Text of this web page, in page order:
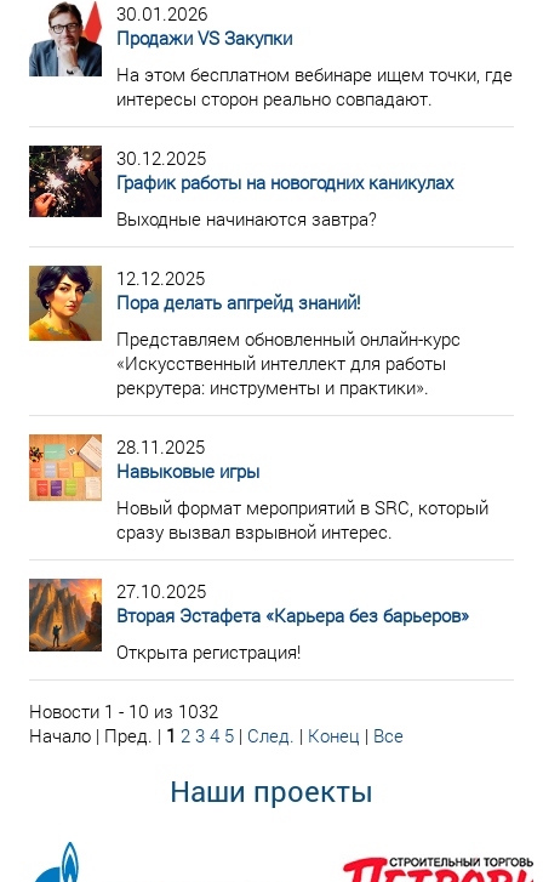
30.01.2026
Продажи VS Закупки
На этом бесплатном вебинаре ищем точки, где
интересы сторон реально совпадают.
30.12.2025
График работы на новогодних каникулах
Выходные начинаются завтра?
12.12.2025
Пора делать апгрейд знаний!
Представляем обновленный онлайн-курс
«Искусственный интеллект для работы
рекрутера: инструменты и практики».
28.11.2025
Навыковые игры
Новый формат мероприятий в SRC, который
сразу вызвал взрывной интерес.
27.10.2025
Вторая Эстафета «Карьера без барьеров»
Открыта регистрация!
Новости 1 - 10 из 1032
Начало | Пред. | 1 2 3 4 5 | След. | Конец | Все
Наши проекты